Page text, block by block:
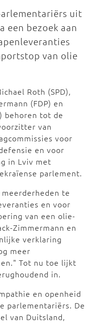
uit
een bezoek aan
van olie
Roth (SPD),
(FDP) en
behoren tot de
van
voor
en voor
in Lviv met
parlement.
te
en voor
van een olie-
Zimmermann en
verklaring
meer
Tot nu toe lijkt
in.
en openheid
parlementariërs. De
van Duitsland,